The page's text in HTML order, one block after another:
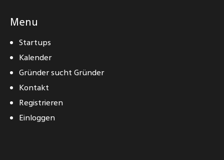
Menu
Startups
Kalender
Gründer sucht Gründer
Kontakt
Registrieren
Einloggen